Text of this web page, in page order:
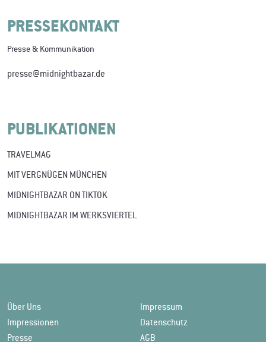
PRESSEKONTAKT
Presse & Kommunikation
presse@midnightbazar.de
PUBLIKATIONEN
TRAVELMAG
MIT VERGNÜGEN MÜNCHEN
MIDNIGHTBAZAR ON TIKTOK
MIDNIGHTBAZAR IM WERKSVIERTEL
Über Uns
Impressionen
Presse
Impressum
Datenschutz
AGB